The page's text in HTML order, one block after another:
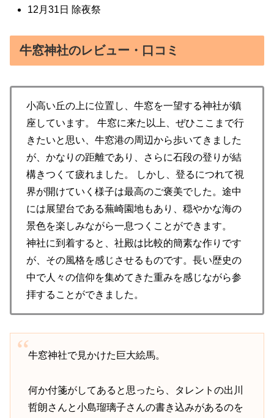
12月31日 除夜祭
牛窓神社のレビュー・口コミ
小高い丘の上に位置し、牛窓を一望する神社が鎮
座しています。 牛窓に来た以上、ぜひここまで行
きたいと思い、牛窓港の周辺から歩いてきました
が、かなりの距離であり、さらに石段の登りが結
構きつくて疲れました。 しかし、登るにつれて視
界が開けていく様子は最高のご褒美でした。途中
には展望台である蕪崎園地もあり、穏やかな海の
景色を楽しみながら一息つくことができます。
神社に到着すると、社殿は比較的簡素な作りです
が、その風格を感じさせるものです。長い歴史の
中で人々の信仰を集めてきた重みを感じながら参
拝することができました。
牛窓神社で見かけた巨大絵馬。
何か付箋がしてあると思ったら、タレントの出川
哲朗さんと小島瑠璃子さんの書き込みがあるのを